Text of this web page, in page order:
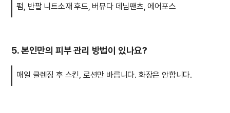
펌, 반팔 니트소재 후드, 버뮤다 데님팬츠, 에어포스
5. 본인만의 피부 관리 방법이 있나요?
매일 클렌징 후 스킨, 로션만 바릅니다. 화장은 안합니다.